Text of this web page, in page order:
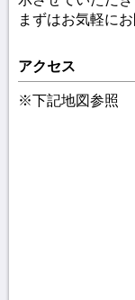
まずはお気軽に
アクセス
※下記地図参照